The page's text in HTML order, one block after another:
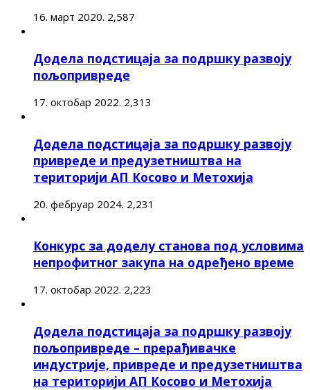
16. март 2020. 2,587
Додела подстицаја за подршку развоју
пољопривреде
17. октобар 2022. 2,313
Додела подстицаја за подршку развоју
привреде и предузетништва на
територији АП Косово и Метохија
20. фебруар 2024. 2,231
Конкурс за доделу станова под условима
непрофитног закупа на одређено време
17. октобар 2022. 2,223
Додела подстицаја за подршку развоју
пољопривреде – прерађивачке
индустрије, привреде и предузетништва
на територији АП Косово и Метохија